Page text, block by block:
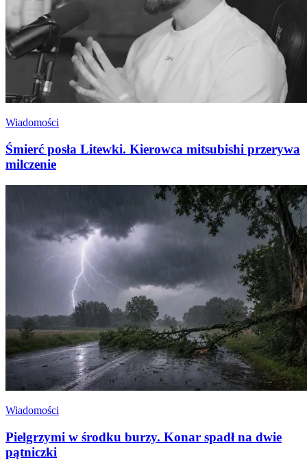
Wiadomości
Śmierć posła Litewki. Kierowca mitsubishi przerywa
milczenie
Wiadomości
Pielgrzymi w środku burzy. Konar spadł na dwie
pątniczki